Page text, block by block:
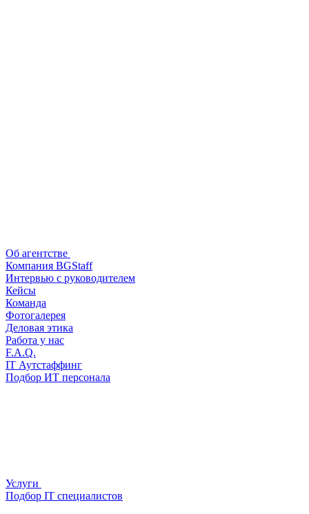
Об агентстве
Компания BGStaff
Интервью с руководителем
Кейсы
Команда
Фотогалерея
Деловая этика
Работа у нас
F.A.Q.
IT Аутстаффинг
Подбор ИТ персонала
Услуги
Подбор IT специалистов